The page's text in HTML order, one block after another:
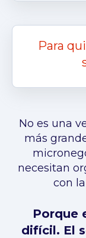
Para
No es una
más
necesitan
con
Porque
difícil. El